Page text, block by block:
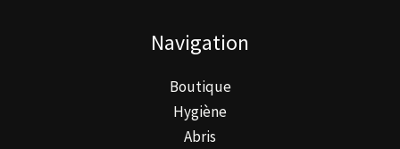
Navigation
Boutique
Hygiène
Abris